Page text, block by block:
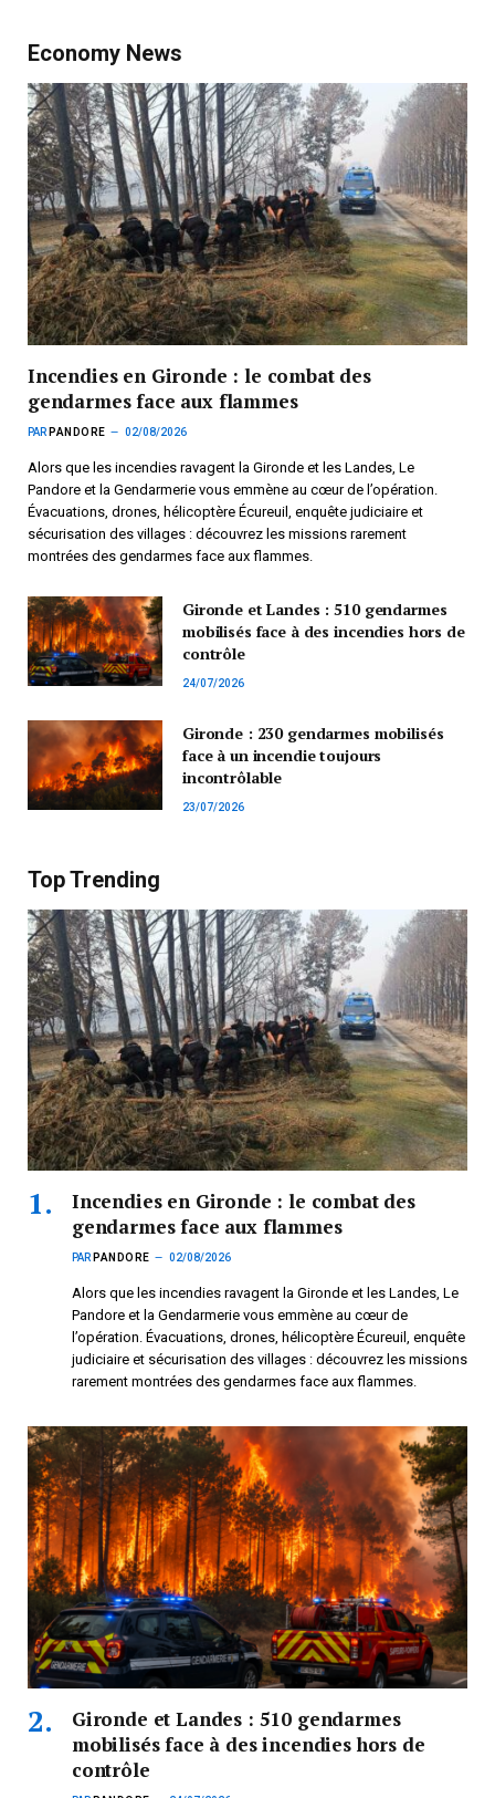
Economy News
Incendies en Gironde : le combat des
gendarmes face aux flammes
PAR PANDORE 02/08/2026
Alors que les incendies ravagent la Gironde et les Landes, Le
Pandore et la Gendarmerie vous emmène au cœur de l’opération.
Évacuations, drones, hélicoptère Écureuil, enquête judiciaire et
sécurisation des villages : découvrez les missions rarement
montrées des gendarmes face aux flammes.
Gironde et Landes : 510 gendarmes
mobilisés face à des incendies hors de
contrôle
24/07/2026
Gironde : 230 gendarmes mobilisés
face à un incendie toujours
incontrôlable
23/07/2026
Top Trending
Incendies en Gironde : le combat des
gendarmes face aux flammes
PAR PANDORE 02/08/2026
Alors que les incendies ravagent la Gironde et les Landes, Le
Pandore et la Gendarmerie vous emmène au cœur de
l’opération. Évacuations, drones, hélicoptère Écureuil, enquête
judiciaire et sécurisation des villages : découvrez les missions
rarement montrées des gendarmes face aux flammes.
Gironde et Landes : 510 gendarmes
mobilisés face à des incendies hors de
contrôle